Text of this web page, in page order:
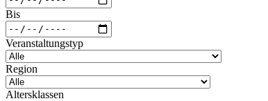
Bis
Veranstaltungstyp
Region
Altersklassen